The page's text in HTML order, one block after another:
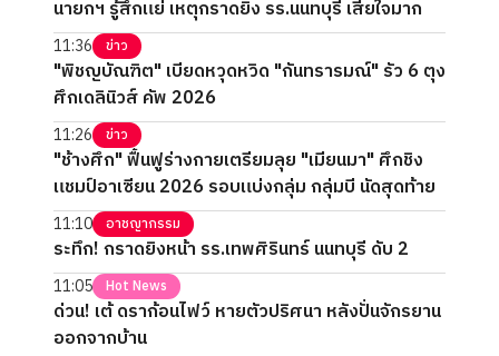
นายกฯ รู้สึกแย่ เหตุกราดยิง รร.นนทบุรี เสียใจมาก
11:36 ข่าว
"พิชญบัณฑิต" เบียดหวุดหวิด "กันทรารมณ์" รัว 6 ตุง
ศึกเดลินิวส์ คัพ 2026
11:26 ข่าว
"ช้างศึก" ฟื้นฟูร่างกายเตรียมลุย "เมียนมา" ศึกชิง
แชมป์อาเซียน 2026 รอบแบ่งกลุ่ม กลุ่มบี นัดสุดท้าย
11:10 อาชญากรรม
ระทึก! กราดยิงหน้า รร.เทพศิรินทร์ นนทบุรี ดับ 2
11:05 Hot News
ด่วน! เต้ ดราก้อนไฟว์ หายตัวปริศนา หลังปั่นจักรยาน
ออกจากบ้าน